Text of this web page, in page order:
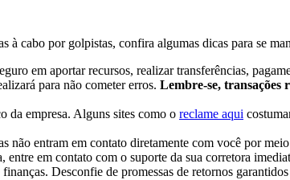
cabo por golpistas, confira algumas dicas para se
em aportar recursos, realizar transferências,
para não cometer erros. Lembre-se, transações
da empresa. Alguns sites como o reclame aqui
não entram em contato diretamente com você por
entre em contato com o suporte da sua corretora
Desconfie de promessas de retornos